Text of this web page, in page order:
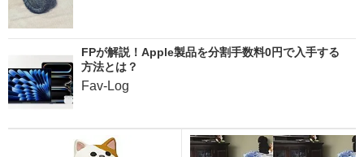
FPが解説！Apple製品を分割手数料0円で入手する
方法とは？
Fav-Log